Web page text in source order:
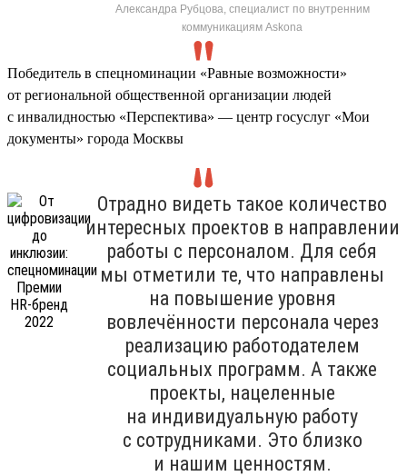
Александра Рубцова, специалист по внутренним
коммуникациям Askona
Победитель в спецноминации «Равные возможности»
от региональной общественной организации людей
с инвалидностью «Перспектива» — центр госуслуг «Мои
документы» города Москвы
Отрадно видеть такое количество
интересных проектов в направлении
работы с персоналом. Для себя
мы отметили те, что направлены
на повышение уровня
вовлечённости персонала через
реализацию работодателем
социальных программ. А также
проекты, нацеленные
на индивидуальную работу
с сотрудниками. Это близко
и нашим ценностям.